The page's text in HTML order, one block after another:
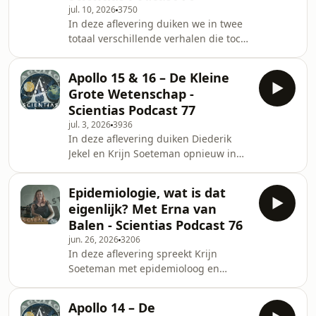
Is de scepsis over de maanlanding
toegenomen?12:27 Vertrouwen in
wetenschap en deskundigen16:27
Hoe complotdenken werkt20:01
Waarom complotverhalen aantrek
jul. 10, 20263750
In deze aflevering duiken we in twee
totaal verschillende verhalen die toch
vreemder zijn dan fictie. We hebben
het over een virale video over de Twin
Towers, de hardnekkigheid van
complotdenken en de kracht van
materiaalkunde. Daarna reizen we
door naar Apollo 17, de laatste
bemande maanmissie, waarin
geoloog Harrison Schmitt een ontd
Apollo 15 & 16 – De Kleine
Grote Wetenschap -
Scientias Podcast 77
jul. 3, 20263936
In deze aflevering duiken Diederik
Jekel en Krijn Soeteman opnieuw in
missies waarin de maanreizen pas
echt wetenschappelijke expedities
werden. Met langere verblijven, een
maanauto, nieuwe experimenten en
wetenschappers die vanaf de aarde
live meekeken, veranderde de maan
ineens in een rijdend laboratorium.
00:00 Intro: Apol
Epidemiologie, wat is dat
eigenlijk? Met Erna van
Balen - Scientias Podcast 76
jun. 26, 20263206
In deze aflevering spreekt Krijn
Soeteman met epidemioloog en
misleidende gezondheidsclaims heen
Apollo 14 – De